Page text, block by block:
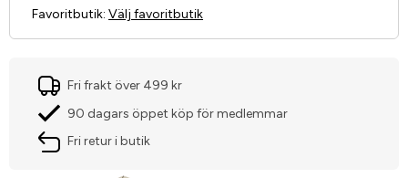
Favoritbutik: Välj favoritbutik
Fri frakt över 499 kr
90 dagars öppet köp för medlemmar
Fri retur i butik